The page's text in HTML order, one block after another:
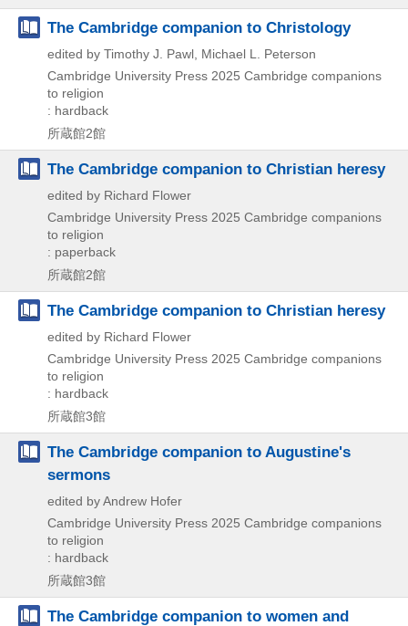
The Cambridge companion to Christology
edited by Timothy J. Pawl, Michael L. Peterson
Cambridge University Press 2025 Cambridge companions
to religion
: hardback
所蔵館2館
The Cambridge companion to Christian heresy
edited by Richard Flower
Cambridge University Press 2025 Cambridge companions
to religion
: paperback
所蔵館2館
The Cambridge companion to Christian heresy
edited by Richard Flower
Cambridge University Press 2025 Cambridge companions
to religion
: hardback
所蔵館3館
The Cambridge companion to Augustine's
sermons
edited by Andrew Hofer
Cambridge University Press 2025 Cambridge companions
to religion
: hardback
所蔵館3館
The Cambridge companion to women and